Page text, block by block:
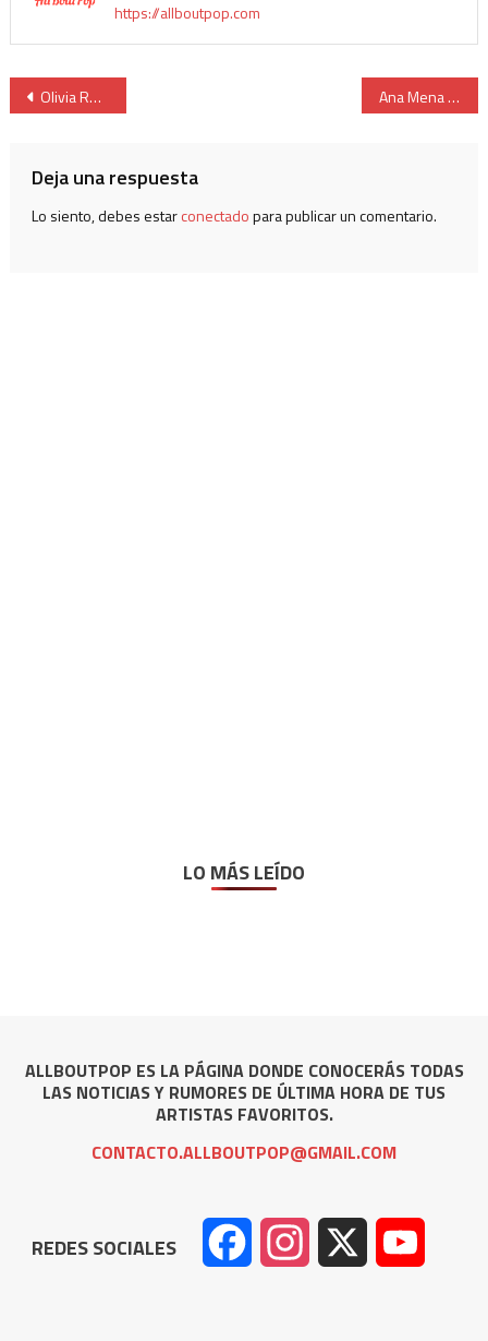
https://allboutpop.com
Olivia Rodrigo estrena su nuevo single ‘Vampire’ Ana Mena y Fred de Palma se vuelven a unir en ‘Melodía Criminal’
Deja una respuesta
Lo siento, debes estarconectadopara publicar un comentario.
LO MÁS LEÍDO
ALLBOUTPOP ES LA PÁGINA DONDE CONOCERÁS TODAS
LAS NOTICIAS Y RUMORES DE ÚLTIMA HORA DE TUS
ARTISTAS FAVORITOS.
CONTACTO.ALLBOUTPOP@GMAIL.COM
REDES SOCIALES Facebook Instagram